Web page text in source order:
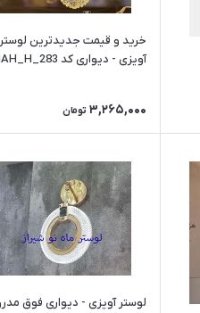
خرید و قیمت جدیدترین لوستر
آویزی - دیواری کد MAH_H_283
3,265,000 تومان